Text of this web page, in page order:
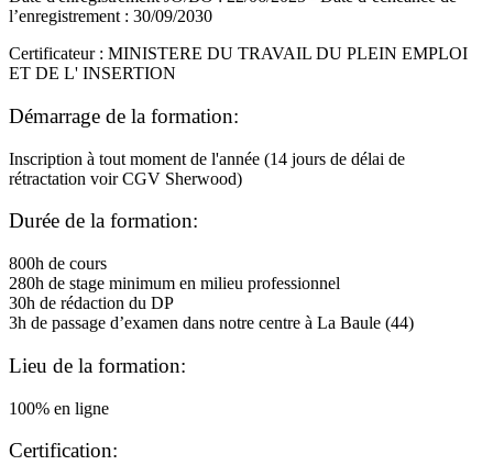
l’enregistrement : 30/09/2030
Certificateur : MINISTERE DU TRAVAIL DU PLEIN EMPLOI
ET DE L' INSERTION
Démarrage de la formation:
Inscription à tout moment de l'année (14 jours de délai de
rétractation voir CGV Sherwood)
Durée de la formation:
800h de cours
280h de stage minimum en milieu professionnel
30h de rédaction du DP
3h de passage d’examen dans notre centre à La Baule (44)
Lieu de la formation:
100% en ligne
Certification: